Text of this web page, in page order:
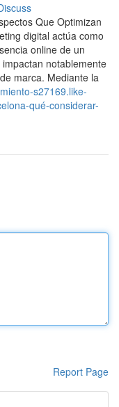
Que Optimizan
digital actúa como
online de un
notablemente
marca. Mediante la
s27169.like-
qué-considerar-
Report Page